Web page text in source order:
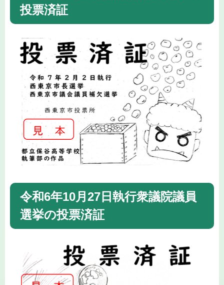
投票済証
令和6年10月27日執行衆議院議員
選挙の投票済証